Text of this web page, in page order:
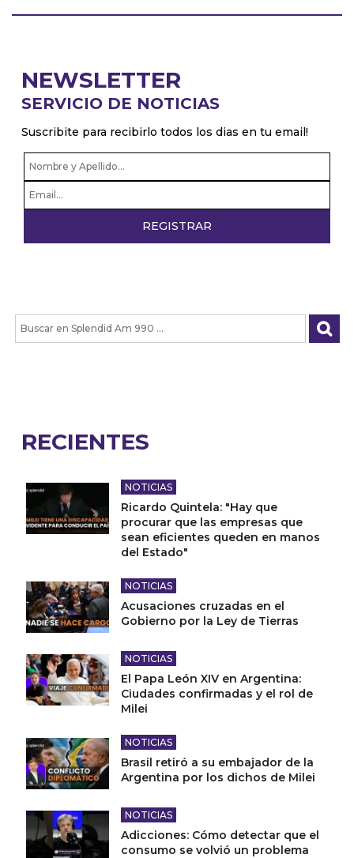
NEWSLETTER
SERVICIO DE NOTICIAS
Suscribite para recibirlo todos los dias en tu email!
RECIENTES
NOTICIAS
Ricardo Quintela: "Hay que
procurar que las empresas que
sean eficientes queden en manos
del Estado"
NOTICIAS
Acusaciones cruzadas en el
Gobierno por la Ley de Tierras
NOTICIAS
El Papa León XIV en Argentina:
Ciudades confirmadas y el rol de
Milei
NOTICIAS
Brasil retiró a su embajador de la
Argentina por los dichos de Milei
NOTICIAS
Adicciones: Cómo detectar que el
consumo se volvió un problema